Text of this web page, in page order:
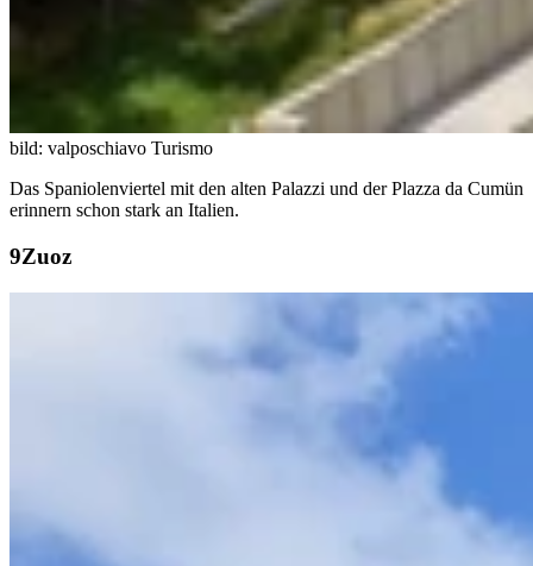
bild: valposchiavo Turismo
Das Spaniolenviertel mit den alten Palazzi und der Plazza da Cumün
erinnern schon stark an Italien.
Zuoz